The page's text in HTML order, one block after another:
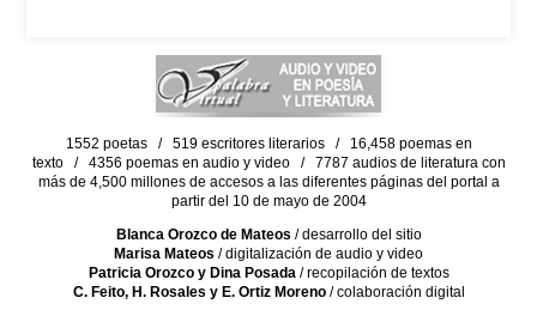
1552 poetas / 519 escritores literarios / 16,458 poemas en
texto / 4356 poemas en audio y video / 7787 audios de literatura con
más de 4,500 millones de accesos a las diferentes páginas del portal a
partir del 10 de mayo de 2004
Blanca Orozco de Mateos / desarrollo del sitio
Marisa Mateos / digitalización de audio y video
Patricia Orozco y Dina Posada/ recopilación de textos
C. Feito, H. Rosales y E. Ortiz Moreno/ colaboración digital